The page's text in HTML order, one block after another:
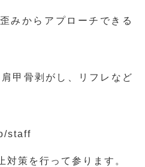
みからアプローチできる
甲骨剥がし、リフレなど
staff
対策を行って参ります。